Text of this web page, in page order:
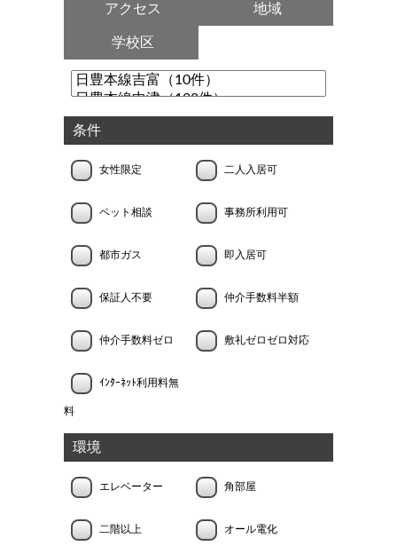
アクセス 地域
学校区
条件
女性限定 二人入居可
ペット相談 事務所利用可
都市ガス 即入居可
保証人不要 仲介手数料半額
仲介手数料ゼロ 敷礼ゼロゼロ対応
ｲﾝﾀｰﾈｯﾄ利用料無
料
環境
エレベーター 角部屋
二階以上 オール電化